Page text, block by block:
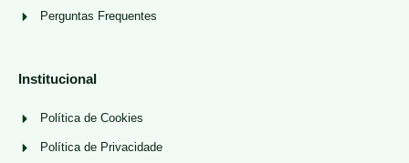
Perguntas Frequentes
Institucional
Política de Cookies
Política de Privacidade